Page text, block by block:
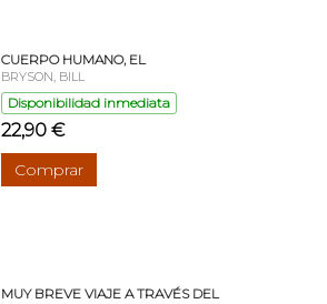
CUERPO HUMANO, EL
BRYSON, BILL
Disponibilidad inmediata
22,90 €
Comprar
MUY BREVE VIAJE A TRAVÉS DEL